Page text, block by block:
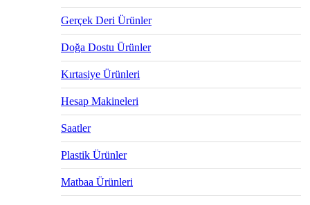
Gerçek Deri Ürünler
Doğa Dostu Ürünler
Kırtasiye Ürünleri
Hesap Makineleri
Saatler
Plastik Ürünler
Matbaa Ürünleri